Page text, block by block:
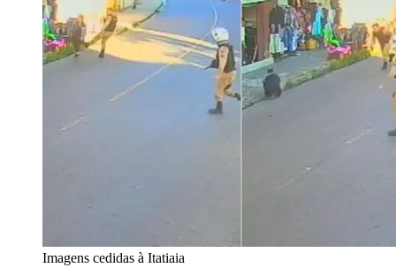
Imagens cedidas à Itatiaia